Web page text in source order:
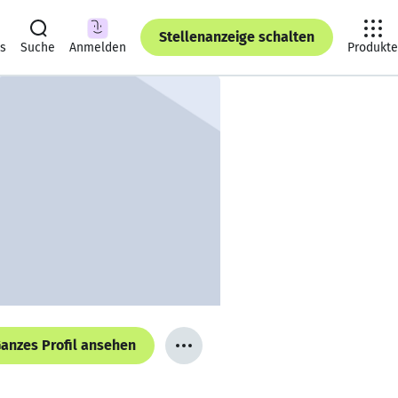
Suche Anmelden
Stellenanzeige schalten
Produkte
Profil ansehen